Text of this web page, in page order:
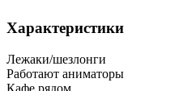
Характеристики
Лежаки/шезлонги
Работают аниматоры
Кафе рядом